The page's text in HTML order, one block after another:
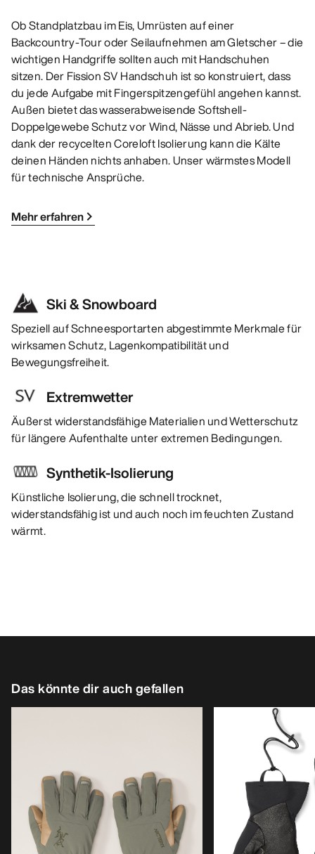
Ob Standplatzbau im Eis, Umrüsten auf einer
Backcountry-Tour oder Seilaufnehmen am Gletscher – die
wichtigen Handgriffe sollten auch mit Handschuhen
sitzen. Der Fission SV Handschuh ist so konstruiert, dass
du jede Aufgabe mit Fingerspitzengefühl angehen kannst.
Außen bietet das wasserabweisende Softshell-
Doppelgewebe Schutz vor Wind, Nässe und Abrieb. Und
dank der recycelten Coreloft Isolierung kann die Kälte
deinen Händen nichts anhaben. Unser wärmstes Modell
für technische Ansprüche.
Mehr erfahren
Ski & Snowboard
Speziell auf Schneesportarten abgestimmte Merkmale für
wirksamen Schutz, Lagenkompatibilität und
Bewegungsfreiheit.
Extremwetter
Äußerst widerstandsfähige Materialien und Wetterschutz
für längere Aufenthalte unter extremen Bedingungen.
Synthetik-Isolierung
Künstliche Isolierung, die schnell trocknet,
widerstandsfähig ist und auch noch im feuchten Zustand
wärmt.
Das könnte dir auch gefallen